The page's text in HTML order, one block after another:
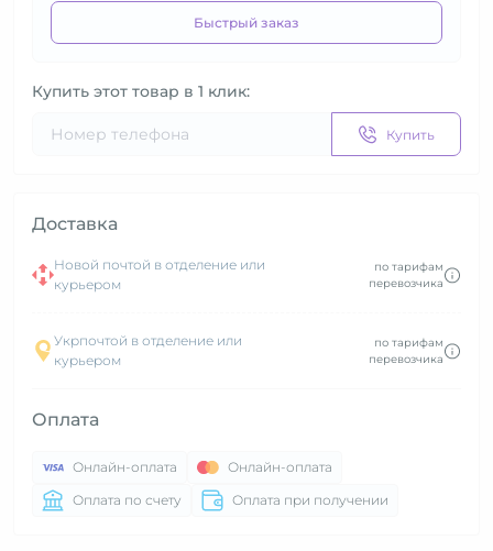
Быстрый заказ
Купить этот товар в 1 клик:
Купить
Доставка
Новой почтой в отделение или
курьером
по тарифам
перевозчика
Укрпочтой в отделение или
курьером
по тарифам
перевозчика
Оплата
Онлайн-оплата
Онлайн-оплата
Оплата по счету
Оплата при получении